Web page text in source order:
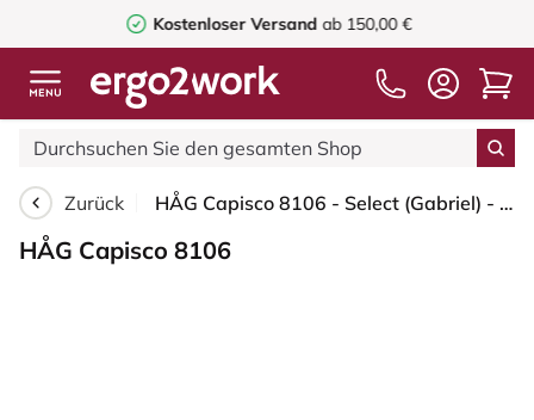
Kostenloser Versandab 150,00 €
Zurück HÅG Capisco 8106 - Select (Gabriel) - Wolle / Polyamid - SC67098 - Glacier blue - Moss Grey - 150mm (Sitzhöhe 40-55cm) - Bodengleiter
HÅG Capisco 8106